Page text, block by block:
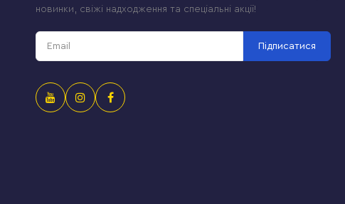
новинки, свіжі надходження та спеціальні акції!
Підписатися